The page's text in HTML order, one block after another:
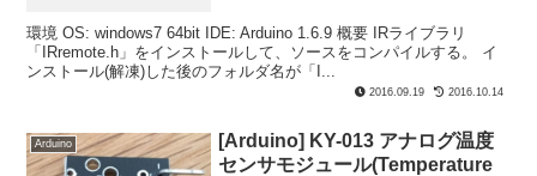
環境 OS: windows7 64bit IDE: Arduino 1.6.9 概要 IRライブラリ
「IRremote.h」をインストールして、ソースをコンパイルする。 イ
ンストール(解凍)した後のフォルダ名が「I...
2016.09.19 2016.10.14
Arduino
[Arduino] KY-013 アナログ温度
センサモジュール(Temperature